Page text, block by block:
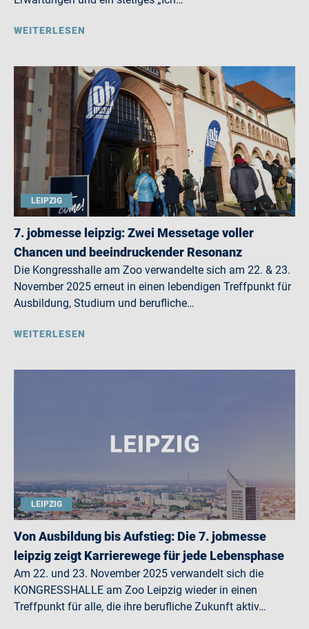
WEITERLESEN
LEIPZIG
7. jobmesse leipzig: Zwei Messetage voller
Chancen und beeindruckender Resonanz
Die Kongresshalle am Zoo verwandelte sich am 22. & 23.
November 2025 erneut in einen lebendigen Treffpunkt für
Ausbildung, Studium und berufliche…
WEITERLESEN
LEIPZIG
Von Ausbildung bis Aufstieg: Die 7. jobmesse
leipzig zeigt Karrierewege für jede Lebensphase
Am 22. und 23. November 2025 verwandelt sich die
KONGRESSHALLE am Zoo Leipzig wieder in einen
Treffpunkt für alle, die ihre berufliche Zukunft aktiv…